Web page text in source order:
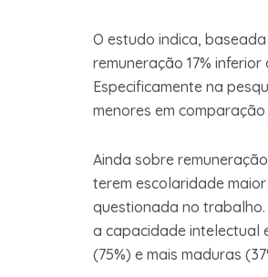
O estudo indica,
remuneração 17%
Especificamente na
menores em
Ainda sobre
terem escolaridade
questionada no
a capacidade intelectual
(75%) e mais maduras